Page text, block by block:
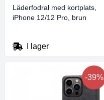
Läderfodral med kortplats,
iPhone 12/12 Pro, brun
I lager
-39%